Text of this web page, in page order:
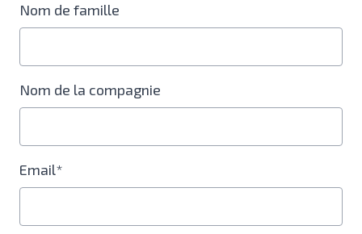
Nom de famille
Nom de la compagnie
Email*